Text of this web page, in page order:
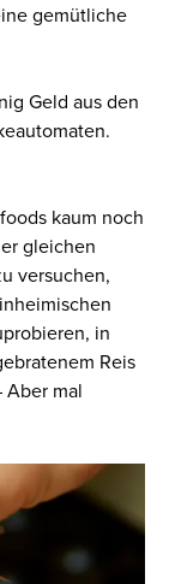
gemütliche
Geld aus den
kaum noch
gleichen
versuchen,
in
Reis
Aber mal